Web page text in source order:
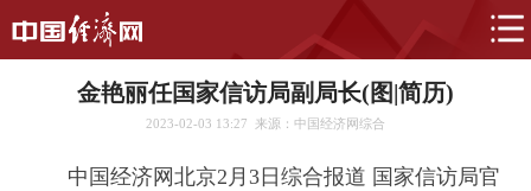
金艳丽任国家信访局副局长(图|简历)
2023-02-03 13:27 来源：中国经济网综合
中国经济网北京2月3日综合报道 国家信访局官